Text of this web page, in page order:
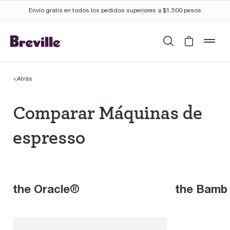
Envío gratis en todos los pedidos superiores a $1,500 pesos
BuscarCart is
<Atrás
Comparar Máquinas
Comparar Máquinas de
espresso
the Oracle® the